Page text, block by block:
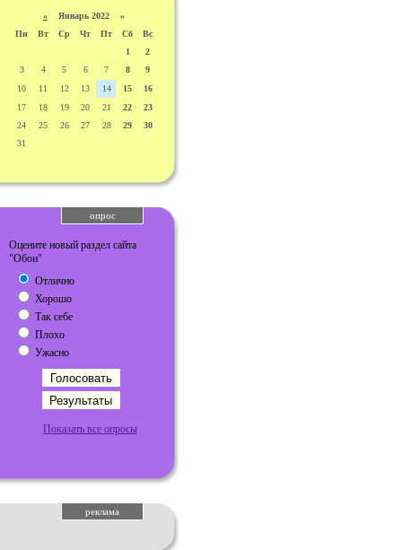
« Январь 2022 »
Пн
Вт Ср Чт Пт Сб
Вс
1
2
3
4 5 6 7 8
9
10
11 12 13 14 15
16
17
18 19 20 21 22
23
24
25 26 27 28 29
30
31
опрос
Оцените новый раздел сайта
"Обои"
Отлично
Хорошо
Так себе
Плохо
Ужасно
Показать все опросы
реклама